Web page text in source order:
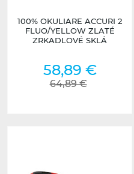
100% OKULIARE ACCURI 2
FLUO/YELLOW ZLATÉ
ZRKADLOVÉ SKLÁ
58,89 €
64,89 €